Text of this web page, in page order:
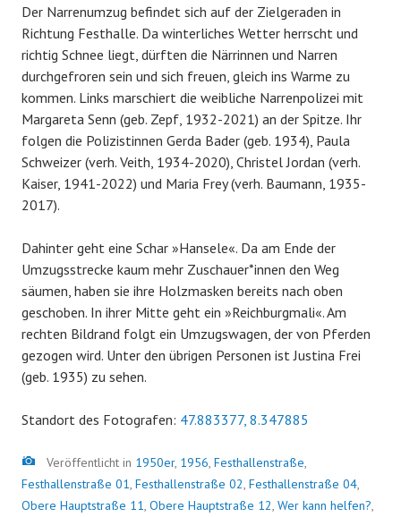
Der Narrenumzug befindet sich auf der Zielgeraden in
Richtung Festhalle. Da winterliches Wetter herrscht und
richtig Schnee liegt, dürften die Närrinnen und Narren
durchgefroren sein und sich freuen, gleich ins Warme zu
kommen. Links marschiert die weibliche Narrenpolizei mit
Margareta Senn (geb. Zepf, 1932-2021) an der Spitze. Ihr
folgen die Polizistinnen Gerda Bader (geb. 1934), Paula
Schweizer (verh. Veith, 1934-2020), Christel Jordan (verh.
Kaiser, 1941-2022) und Maria Frey (verh. Baumann, 1935-
2017).
Dahinter geht eine Schar »Hansele«. Da am Ende der
Umzugsstrecke kaum mehr Zuschauer*innen den Weg
säumen, haben sie ihre Holzmasken bereits nach oben
geschoben. In ihrer Mitte geht ein »Reichburgmali«. Am
rechten Bildrand folgt ein Umzugswagen, der von Pferden
gezogen wird. Unter den übrigen Personen ist Justina Frei
(geb. 1935) zu sehen.
Standort des Fotografen: 47.883377, 8.347885
Bild
Veröffentlicht in 1950er, 1956, Festhallenstraße,
Festhallenstraße 01, Festhallenstraße 02, Festhallenstraße 04,
Obere Hauptstraße 11, Obere Hauptstraße 12, Wer kann helfen?,